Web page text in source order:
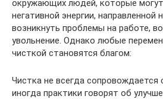
окружающих людей, которые
негативной энергии, направленной
возникнуть проблемы на работе,
увольнение. Однако любые
чисткой становятся благом:
Чистка не всегда сопровождается
иногда практики говорят об